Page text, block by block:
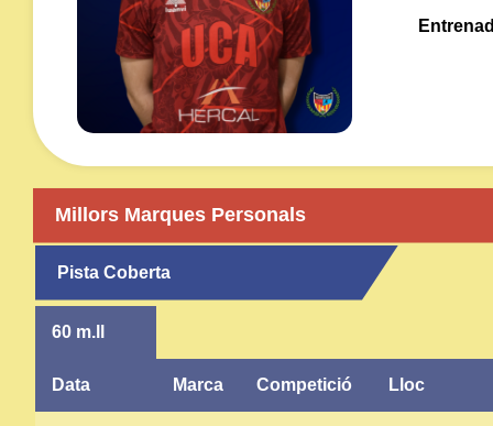
Millors Marques Personals
Pista Coberta
60 m.ll
Data Marca Competició Lloc